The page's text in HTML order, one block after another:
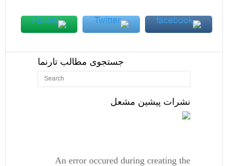
جستجوی مطالب تارنما
نشرات پیشین مشعل
An error occured during creating the